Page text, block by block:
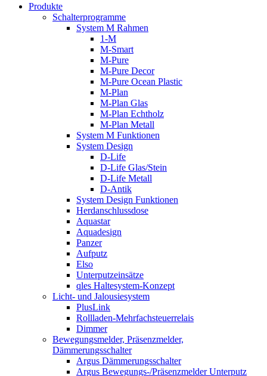
Produkte
Schalterprogramme
System M Rahmen
1-M
M-Smart
M-Pure
M-Pure Decor
M-Pure Ocean Plastic
M-Plan
M-Plan Glas
M-Plan Echtholz
M-Plan Metall
System M Funktionen
System Design
D-Life
D-Life Glas/Stein
D-Life Metall
D-Antik
System Design Funktionen
Herdanschlussdose
Aquastar
Aquadesign
Panzer
Aufputz
Elso
Unterputzeinsätze
qles Haltesystem-Konzept
Licht- und Jalousiesystem
PlusLink
Rollladen-Mehrfachsteuerrelais
Dimmer
Bewegungsmelder, Präsenzmelder,
Dämmerungsschalter
Argus Dämmerungsschalter
Argus Bewegungs-/Präsenzmelder Unterputz